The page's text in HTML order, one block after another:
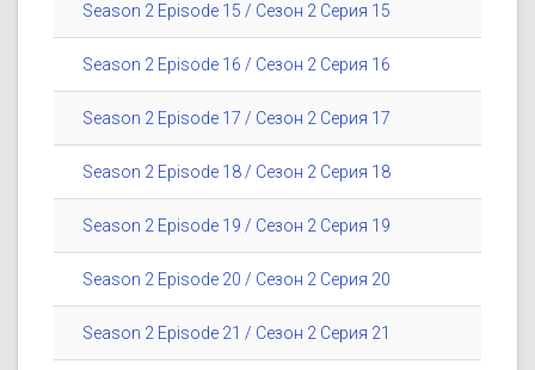
Season 2 Episode 15 / Сезон 2 Серия 15
Season 2 Episode 16 / Сезон 2 Серия 16
Season 2 Episode 17 / Сезон 2 Серия 17
Season 2 Episode 18 / Сезон 2 Серия 18
Season 2 Episode 19 / Сезон 2 Серия 19
Season 2 Episode 20 / Сезон 2 Серия 20
Season 2 Episode 21 / Сезон 2 Серия 21